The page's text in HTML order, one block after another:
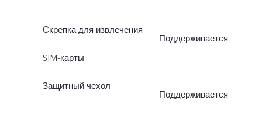
Скрепка для извлечения
SIM-карты
Поддерживается
Защитный чехол
Поддерживается